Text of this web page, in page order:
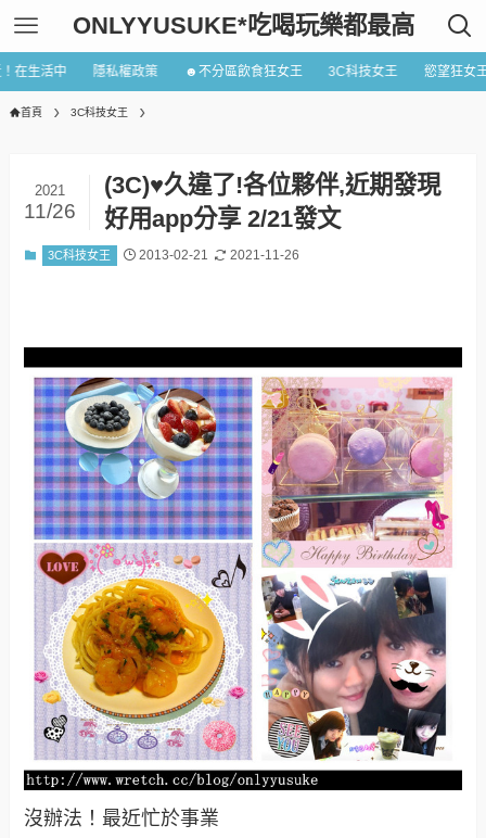
ONLYYUSUKE*吃喝玩樂都最高
在生活中 隱私權政策 ☻不分區飲食狂女王 3C科技女王 慾望狂女
首頁 3C科技女王
(3C)♥久違了!各位夥伴,近期發現
好用app分享 2/21發文
2021
11/26
3C科技女王 2013-02-21 2021-11-26
沒辦法！最近忙於事業